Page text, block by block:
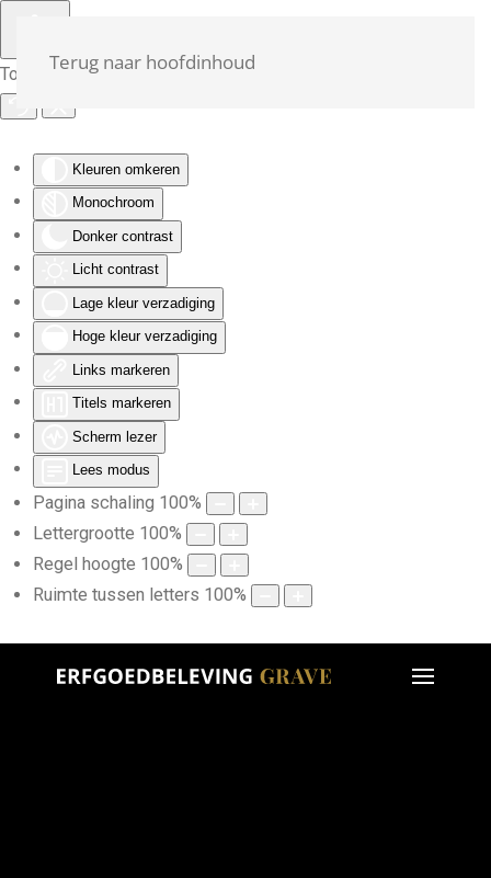
Toegankelijkheid
Kleuren omkeren
Monochroom
Donker contrast
Licht contrast
Lage kleur verzadiging
Hoge kleur verzadiging
Links markeren
Titels markeren
Scherm lezer
Lees modus
Pagina schaling 100%
Lettergrootte 100%
Regel hoogte 100%
Ruimte tussen letters 100%
Terug naar hoofdinhoud